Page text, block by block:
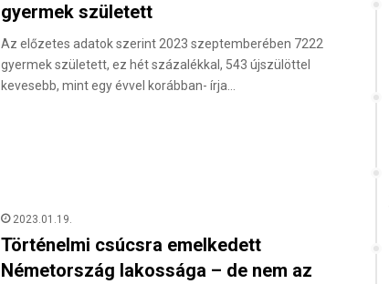
gyermek született
Az előzetes adatok szerint 2023 szeptemberében 7222
gyermek született, ez hét százalékkal, 543 újszülöttel
kevesebb, mint egy évvel korábban- írja…
2023.01.19.
Történelmi csúcsra emelkedett
Németország lakossága – de nem az